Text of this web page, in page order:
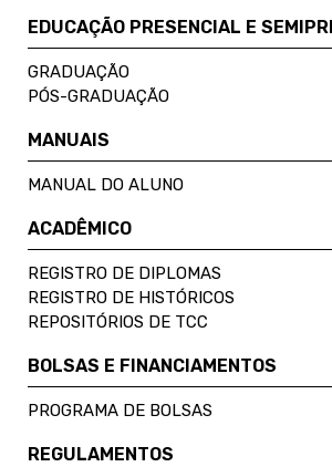
EDUCAÇÃO PRESENCIAL E
GRADUAÇÃO
PÓS-GRADUAÇÃO
MANUAIS
MANUAL DO ALUNO
ACADÊMICO
REGISTRO DE DIPLOMAS
REGISTRO DE HISTÓRICOS
REPOSITÓRIOS DE TCC
BOLSAS E FINANCIAMENTOS
PROGRAMA DE BOLSAS
REGULAMENTOS